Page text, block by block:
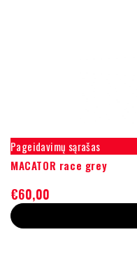
Pageidavimų sąrašas
MACATOR race grey
€60,00